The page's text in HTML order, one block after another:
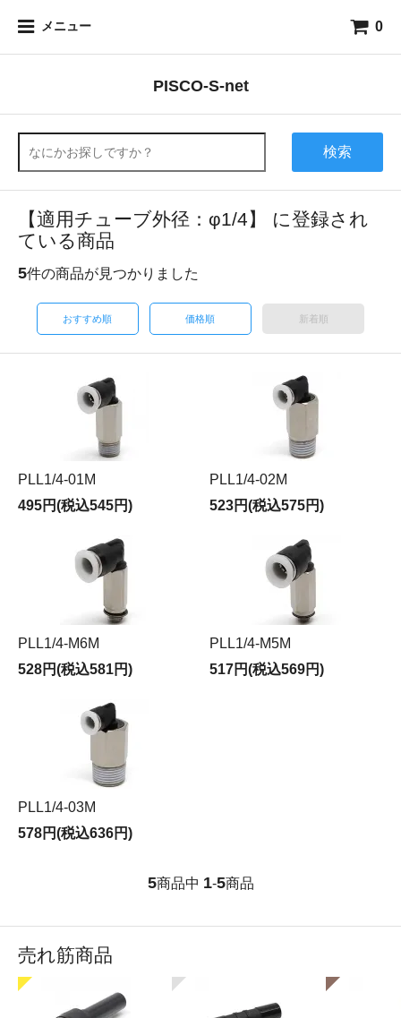
メニュー 0
PISCO-S-net
検索
【適用チューブ外径：φ1/4】 に登録され
ている商品
5件の商品が見つかりました
おすすめ順 価格順 新着順
PLL1/4-01M
495円(税込545円)
PLL1/4-02M
523円(税込575円)
PLL1/4-M6M
528円(税込581円)
PLL1/4-M5M
517円(税込569円)
PLL1/4-03M
578円(税込636円)
5商品中 1-5商品
売れ筋商品